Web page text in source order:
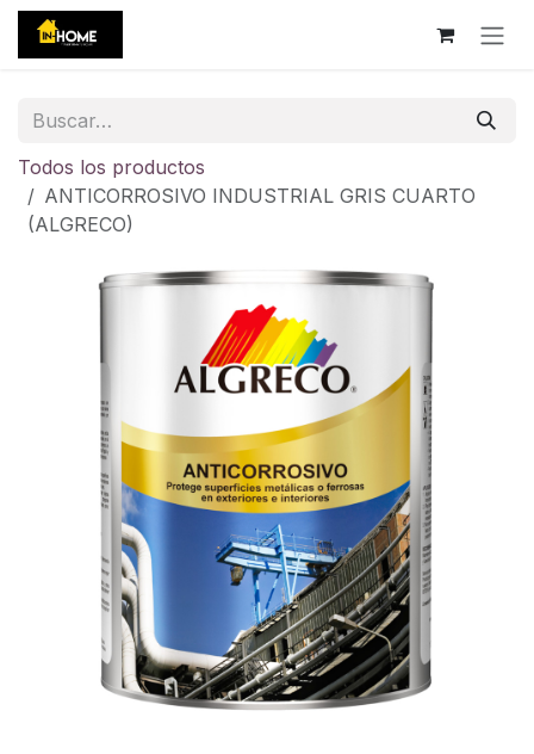
Ir al contenido
Todos los productos
ANTICORROSIVO INDUSTRIAL GRIS CUARTO
(ALGRECO)